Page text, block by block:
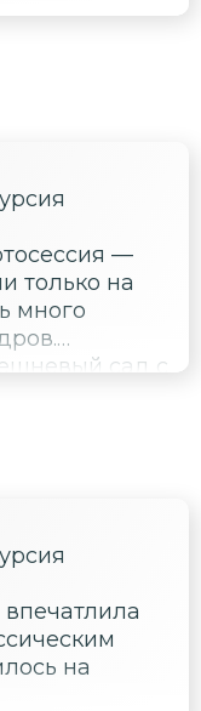
—
только на
много
сад с
была
и уютная.
небольшой
красивых
не
на